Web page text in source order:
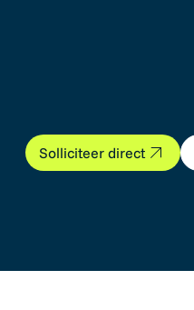
Solliciteer direct